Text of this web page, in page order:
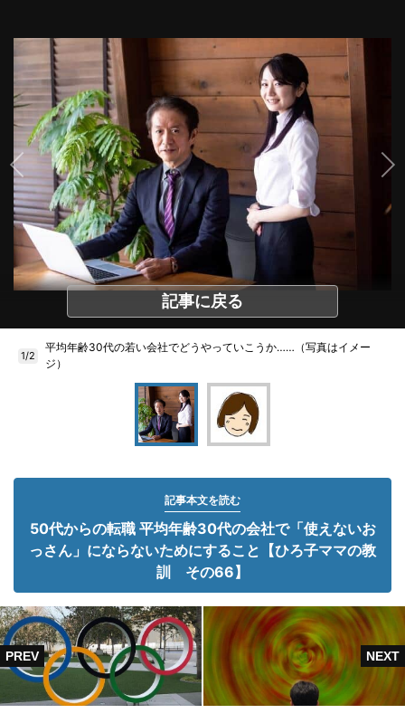
記事に戻る
1/2
平均年齢30代の若い会社でどうやっていこうか……（写真はイメー
ジ）
記事本文を読む
50代からの転職 平均年齢30代の会社で「使えないお
っさん」にならないためにすること【ひろ子ママの教
訓 その66】